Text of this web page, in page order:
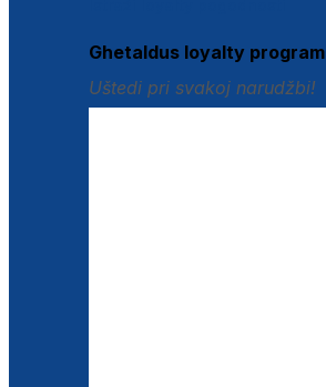
Ghetaldus loyalty program
Uštedi pri svakoj narudžbi!